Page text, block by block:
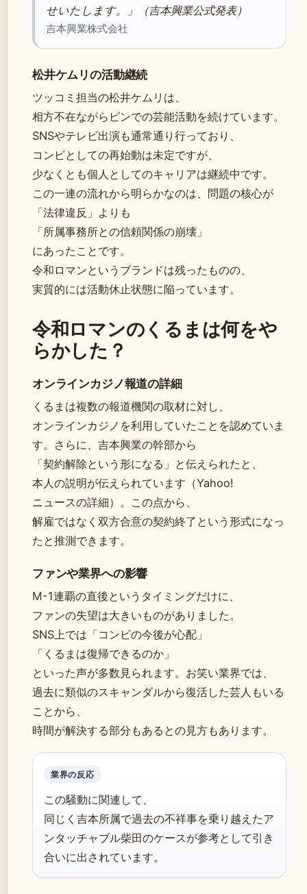
せいたします。」（吉本興業公式発表）
吉本興業株式会社
松井ケムリの活動継続
ツッコミ担当の松井ケムリは、
相方不在ながらピンでの芸能活動を続けています。
SNSやテレビ出演も通常通り行っており、
コンビとしての再始動は未定ですが、
少なくとも個人としてのキャリアは継続中です。
この一連の流れから明らかなのは、問題の核心が
「法律違反」よりも
「所属事務所との信頼関係の崩壊」
にあったことです。
令和ロマンというブランドは残ったものの、
実質的には活動休止状態に陥っています。
令和ロマンのくるまは何をや
らかした？
オンラインカジノ報道の詳細
くるまは複数の報道機関の取材に対し、
オンラインカジノを利用していたことを認めていま
す。さらに、吉本興業の幹部から
「契約解除という形になる」と伝えられたと、
本人の説明が伝えられています（Yahoo!
ニュースの詳細）。この点から、
解雇ではなく双方合意の契約終了という形式になっ
たと推測できます。
ファンや業界への影響
M-1連覇の直後というタイミングだけに、
ファンの失望は大きいものがありました。
SNS上では「コンビの今後が心配」
「くるまは復帰できるのか」
といった声が多数見られます。お笑い業界では、
過去に類似のスキャンダルから復活した芸人もいる
ことから、
時間が解決する部分もあるとの見方もあります。
業界の反応
この騒動に関連して、
同じく吉本所属で過去の不祥事を乗り越えたア
ンタッチャブル柴田のケースが参考として引き
合いに出されています。